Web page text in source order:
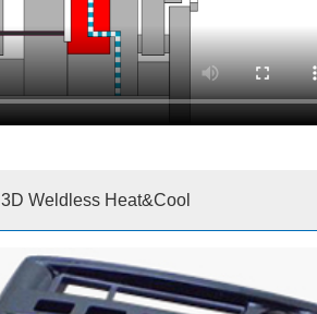
3D Weldless Heat&Cool